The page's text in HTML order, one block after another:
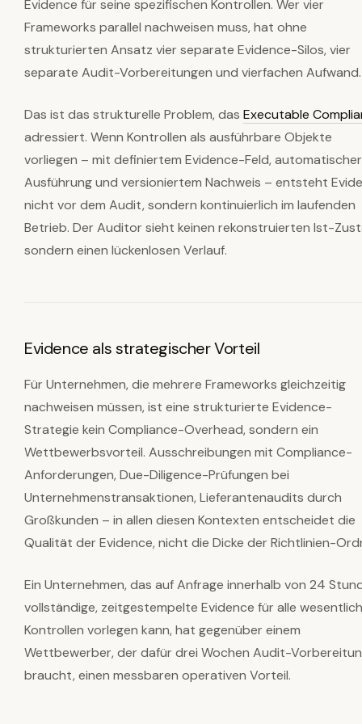
Evidence für seine spezifischen Kontrollen. Wer vier
Frameworks parallel nachweisen muss, hat ohne
strukturierten Ansatz vier separate Evidence-Silos, vier
separate Audit-Vorbereitungen und vierfachen Aufwand.
Das ist das strukturelle Problem, das Executable
adressiert. Wenn Kontrollen als ausführbare Objekte
vorliegen – mit definiertem Evidence-Feld, automatischer
Ausführung und versioniertem Nachweis – entsteht
nicht vor dem Audit, sondern kontinuierlich im laufenden
Betrieb. Der Auditor sieht keinen rekonstruierten Ist-
sondern einen lückenlosen Verlauf.
Evidence als strategischer Vorteil
Für Unternehmen, die mehrere Frameworks gleichzeitig
nachweisen müssen, ist eine strukturierte Evidence-
Strategie kein Compliance-Overhead, sondern ein
Wettbewerbsvorteil. Ausschreibungen mit Compliance-
Anforderungen, Due-Diligence-Prüfungen bei
Unternehmenstransaktionen, Lieferantenaudits durch
Großkunden – in allen diesen Kontexten entscheidet die
Qualität der Evidence, nicht die Dicke der Richtlinien-
Ein Unternehmen, das auf Anfrage innerhalb von 24
vollständige, zeitgestempelte Evidence für alle
Kontrollen vorlegen kann, hat gegenüber einem
Wettbewerber, der dafür drei Wochen Audit-
braucht, einen messbaren operativen Vorteil.